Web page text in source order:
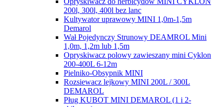
200l, 300l, 400l bez lanc
Kultywator uprawowy MINI 1,0m-1,5m
Demarol
Wał Pojedynczy Strunowy DEAMROL Mini
1,0m, 1,2m lub 1,5m
Opryskiwacz polowy zawieszany mini Cyklon
200-400L 6-12m
Pielniko-Obsypnik MINI
Rozsiewacz lejkowy MINI 200L / 300L
DEMAROL
Pług KUBOT MINI DEMAROL (1 i 2-